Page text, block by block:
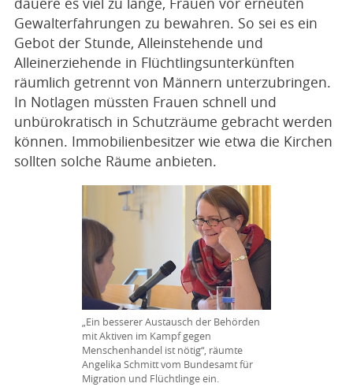
Gewalterfahrungen zu bewahren. So sei es ein
Gebot der Stunde, Alleinstehende und
Alleinerziehende in Flüchtlingsunterkünften
räumlich getrennt von Männern unterzubringen.
In Notlagen müssten Frauen schnell und
unbürokratisch in Schutzräume gebracht werden
können. Immobilienbesitzer wie etwa die Kirchen
sollten solche Räume anbieten.
„Ein besserer Austausch der Behörden
mit Aktiven im Kampf gegen
Menschenhandel ist nötig“, räumte
Angelika Schmitt vom Bundesamt für
Migration und Flüchtlinge ein.